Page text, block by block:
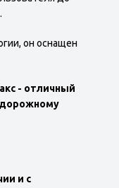
он оснащен
- отличный
и с